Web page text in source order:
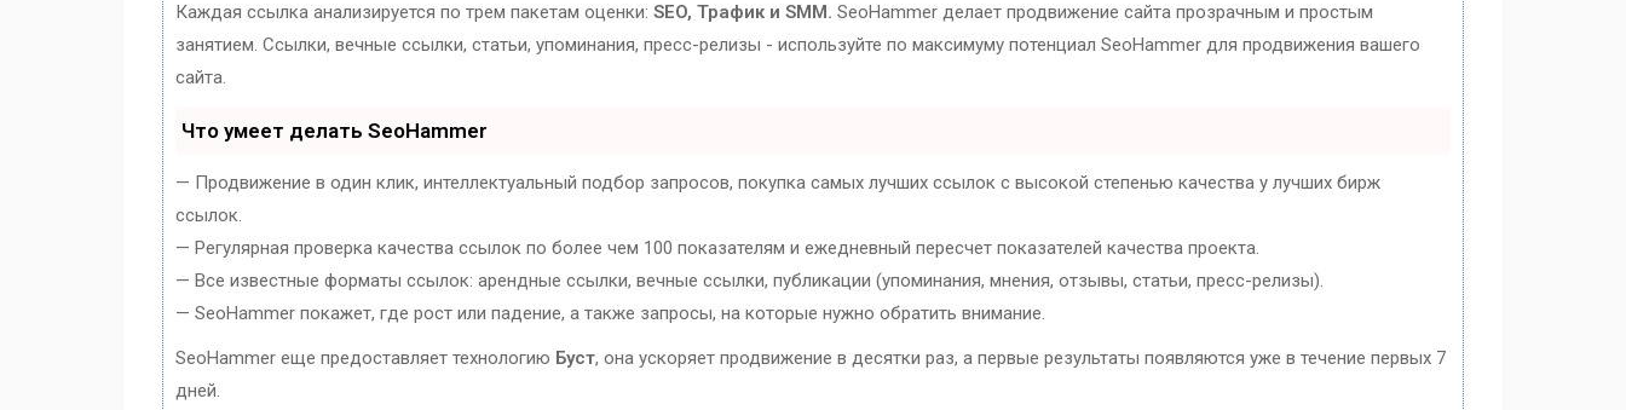
Каждая ссылка анализируется по трем пакетам оценки: SEO, Трафик и SMM. SeoHammer делает продвижение сайта прозрачным и простым
занятием. Ссылки, вечные ссылки, статьи, упоминания, пресс-релизы - используйте по максимуму потенциал SeoHammer для продвижения вашего
сайта.
Что умеет делать SeoHammer
— Продвижение в один клик, интеллектуальный подбор запросов, покупка самых лучших ссылок с высокой степенью качества у лучших бирж
ссылок.
— Регулярная проверка качества ссылок по более чем 100 показателям и ежедневный пересчет показателей качества проекта.
— Все известные форматы ссылок: арендные ссылки, вечные ссылки, публикации (упоминания, мнения, отзывы, статьи, пресс-релизы).
— SeoHammer покажет, где рост или падение, а также запросы, на которые нужно обратить внимание.
SeoHammer еще предоставляет технологию Буст, она ускоряет продвижение в десятки раз, а первые результаты появляются уже в течение первых 7
дней.